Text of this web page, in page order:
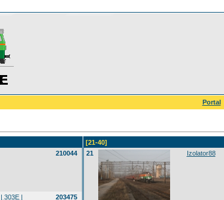
Portal
210044
303E | 203475
[21-40]
21
Izolator88